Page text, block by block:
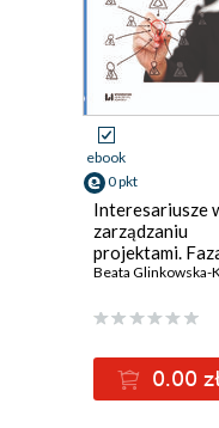
ebook
0 pkt
Interesariusze
zarządzaniu
projektami.
inicjacyjno-
0.00